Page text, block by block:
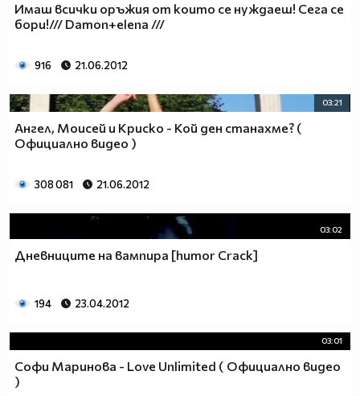
Имаш всички оръжия от които се нуждаеш! Сега се
бори!/// Damon+elena ///
916 21.06.2012
03:21
Ангел, Моисей и Криско - Кой ден станахме? (
Официално видео )
308 081 21.06.2012
03:02
Дневниците на вампира [humor Crack]
194 23.04.2012
03:01
Софи Маринова - Love Unlimited ( Официално видео
)